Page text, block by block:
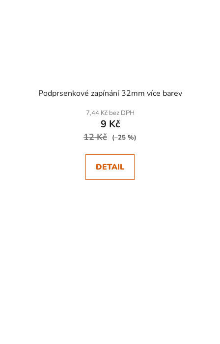
Podprsenkové zapínání 32mm více barev
7,44 Kč bez DPH
9 Kč
12 Kč (–25 %)
DETAIL